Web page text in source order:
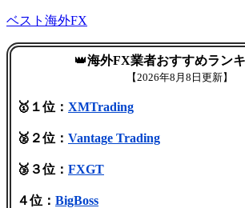
ベスト海外FX
👑海外FX業者おすすめラン
【2026年8月8日更新】
🥇１位： XMTrading
🥈２位： Vantage Trading
🥉３位： FXGT
４位： BigBoss